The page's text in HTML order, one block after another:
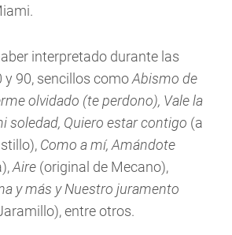
interpretado durante las
y 90, sencillos comoAbismo de
olvidado (te perdono), Vale la
soledad, Quiero estar contigo (a
Como a mí, Amándote
Aire (original de Mecano),
y más y Nuestro juramento
entre otros.